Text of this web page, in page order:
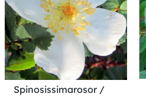
Spinosissimarosor /